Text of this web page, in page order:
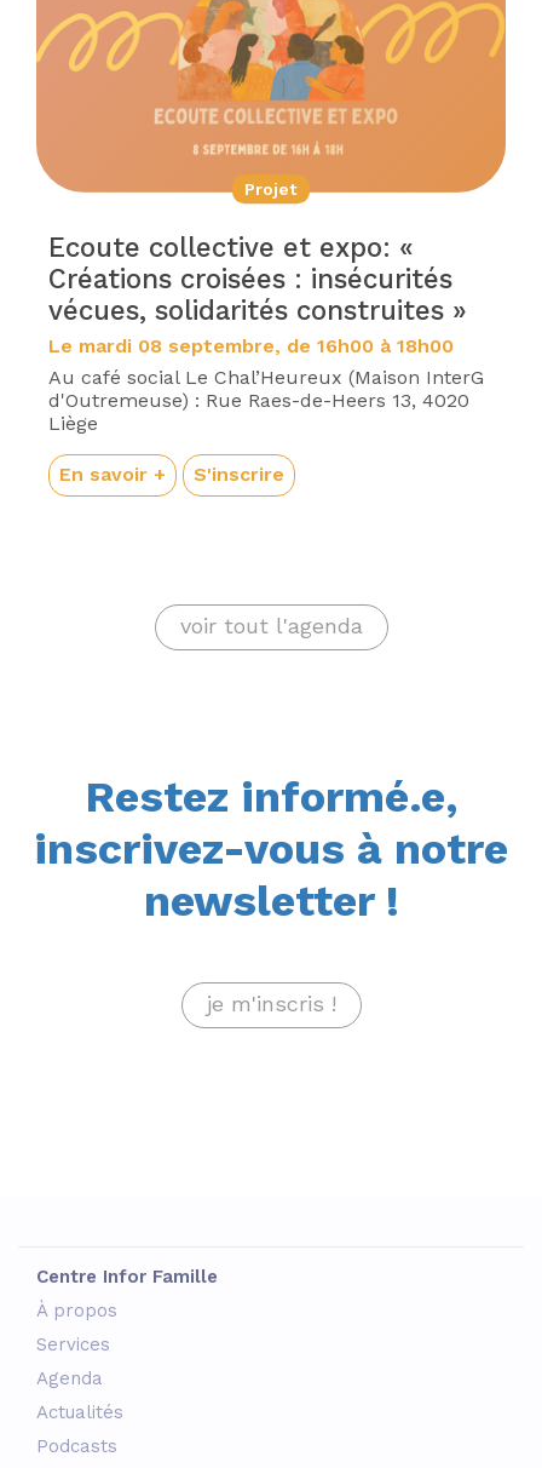
Projet
Ecoute collective et expo: «
Créations croisées : insécurités
vécues, solidarités construites »
Le mardi 08 septembre, de 16h00 à 18h00
Au café social Le Chal’Heureux (Maison InterG
d'Outremeuse) : Rue Raes-de-Heers 13, 4020
Liège
En savoir + S'inscrire
voir tout l'agenda
Restez informé.e,
inscrivez-vous à notre
newsletter !
je m'inscris !
Centre Infor Famille
À propos
Services
Agenda
Actualités
Podcasts